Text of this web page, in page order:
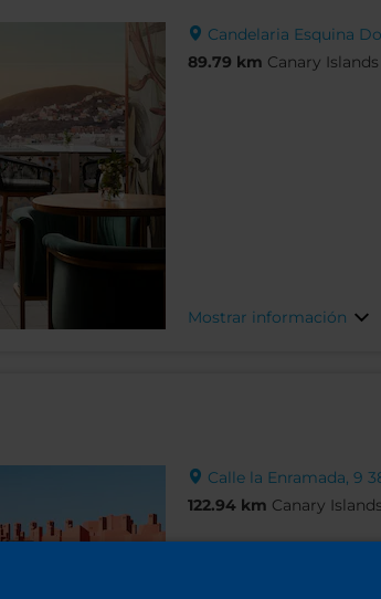
Candelaria Esquina
89.79 km Canary Islands
Mostrar información
Calle la Enramada, 9
122.94 km Canary Islands